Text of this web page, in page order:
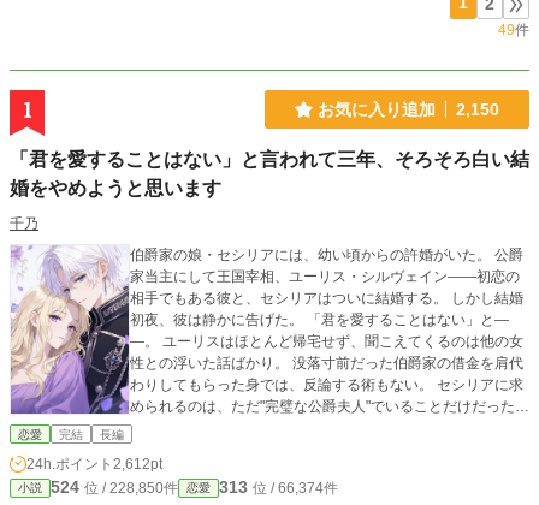
49件
1 お気に入り追加 2,150
「君を愛することはない」と言われて三年、そろそろ白い結
婚をやめようと思います
千乃
伯爵家の娘・セシリアには、幼い頃からの許婚がいた。 公爵
家当主にして王国宰相、ユーリス・シルヴェイン――初恋の
相手でもある彼と、セシリアはついに結婚する。 しかし結婚
初夜、彼は静かに告げた。 「君を愛することはない」と―
―。 ユーリスはほとんど帰宅せず、聞こえてくるのは他の女
性との浮いた話ばかり。 没落寸前だった伯爵家の借金を肩代
わりしてもらった身では、反論する術もない。 セシリアに求
められるのは、ただ"完璧な公爵夫人"でいることだけだった。
しかし"ある夜"をきっかけに、ふたりの関係はより歪になる。
で眠るのだ。 理由も、意味も、分からない。でも、怖くて聞
けない。 そんな折、社交界である噂が囁かれ始めた。 他国の
恋愛 完結 長編
24h.ポイント 2,612pt
小説 524 位 / 228,850件 恋愛 313 位 / 66,374件